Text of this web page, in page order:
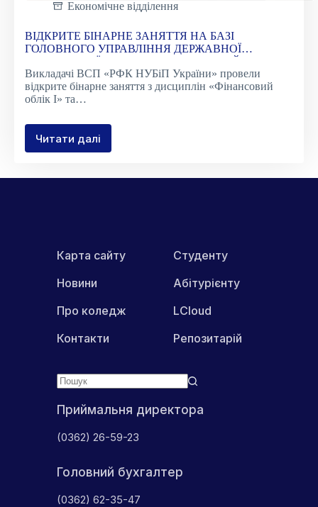
Економічне відділення
ВІДКРИТЕ БІНАРНЕ ЗАНЯТТЯ НА БАЗІ
ГОЛОВНОГО УПРАВЛІННЯ ДЕРЖАВНОЇ
Викладачі ВСП «РФК НУБіП України» провели
відкрите бінарне заняття з дисциплін «Фінансовий
облік І» та…
Читати далі
ВІДКРИТЕ
ПОДАТКОВОЇ
СЛУЖБИ
У
ОБЛАСТІ
Приймальня директора
(0362) 26-59-23
Головний бухгалтер
(0362) 62-35-47
Карта сайту
Новини
Про коледж
Контакти
Студенту
Абітурієнту
LCloud
Репозитарій